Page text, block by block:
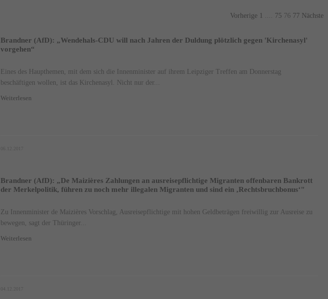
Vorherige 1 75 76 77 Nächste
Brandner (AfD): „Wendehals-CDU will nach Jahren der Duldung plötzlich gegen 'Kirchenasyl'
vorgehen“
Eines des Haupthemen, mit dem sich die Innenminister auf ihrem Leipziger Treffen am Donnerstag
beschäftigen wollen, ist das Kirchenasyl. Nicht nur der...
Weiterlesen
Brandner (AfD): „De Maizières Zahlungen an ausreisepflichtige Migranten offenbaren Bankrott
der Merkelpolitik, führen zu noch mehr illegalen Migranten und sind ein ‚Rechtsbruchbonus‘"
Zu Innenminister de Maizières Vorschlag, Ausreisepflichtige mit hohen Geldbeträgen freiwillig zur Ausreise zu
bewegen, sagt der Thüringer...
Weiterlesen
04.12.2017